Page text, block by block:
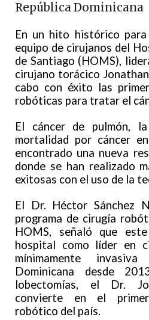
República Dominicana
En un hito histórico
equipo de cirujanos del
de Santiago (HOMS),
cirujano torácico
cabo con éxito las
robóticas para tratar el
El cáncer de pulmón,
mortalidad por cáncer
encontrado una nueva
donde se han realizado
exitosas con el uso de la
El Dr. Héctor Sánchez
programa de cirugía
HOMS, señaló que
hospital como líder en
mínimamente
Dominicana desde
lobectomías, el Dr.
convierte en el
robótico del país.